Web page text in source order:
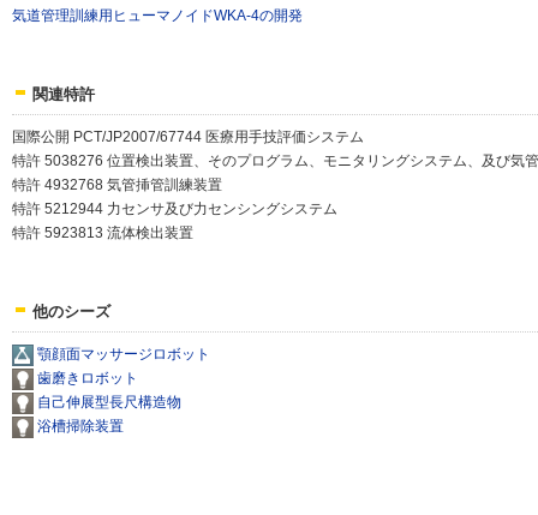
気道管理訓練用ヒューマノイドWKA-4の開発
関連特許
国際公開 PCT/JP2007/67744 医療用手技評価システム
特許 5038276 位置検出装置、そのプログラム、モニタリングシステム、及び気
特許 4932768 気管挿管訓練装置
特許 5212944 力センサ及び力センシングシステム
特許 5923813 流体検出装置
他のシーズ
顎顔面マッサージロボット
歯磨きロボット
自己伸展型長尺構造物
浴槽掃除装置